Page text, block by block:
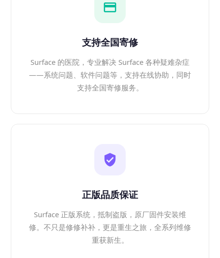
支持全国寄修
Surface 的医院，专业解决 Surface 各种疑难杂症
——系统问题、软件问题等，支持在线协助，同时
支持全国寄修服务。
正版品质保证
Surface 正版系统，抵制盗版，原厂固件安装维
修。不只是修修补补，更是重生之旅，全系列维修
重获新生。